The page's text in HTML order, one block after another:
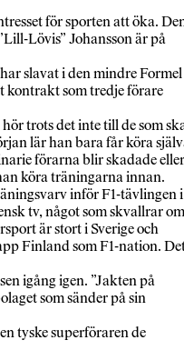
för sporten att öka.
Lövis” Johansson är på
slavat i den mindre Formel
kontrakt som tredje förare
trots det inte till de som
lär han bara får köra
förarna blir skadade eller
köra träningarna innan.
inför F1-tävlingen i
tv, något som skvallrar om
är stort i Sverige och
Finland som F1-nation.
igång igen. ”Jakten på
som sänder på sin
tyske superföraren de